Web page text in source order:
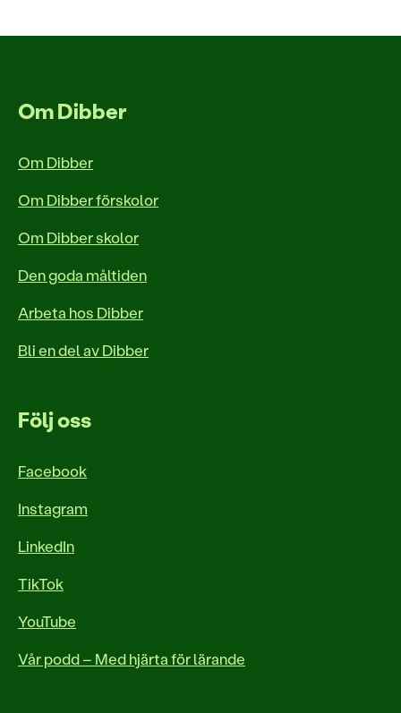
Om Dibber
Om Dibber
Om Dibber förskolor
Om Dibber skolor
Den goda måltiden
Arbeta hos Dibber
Bli en del av Dibber
Följ oss
Facebook
Instagram
LinkedIn
TikTok
YouTube
Vår podd – Med hjärta för lärande